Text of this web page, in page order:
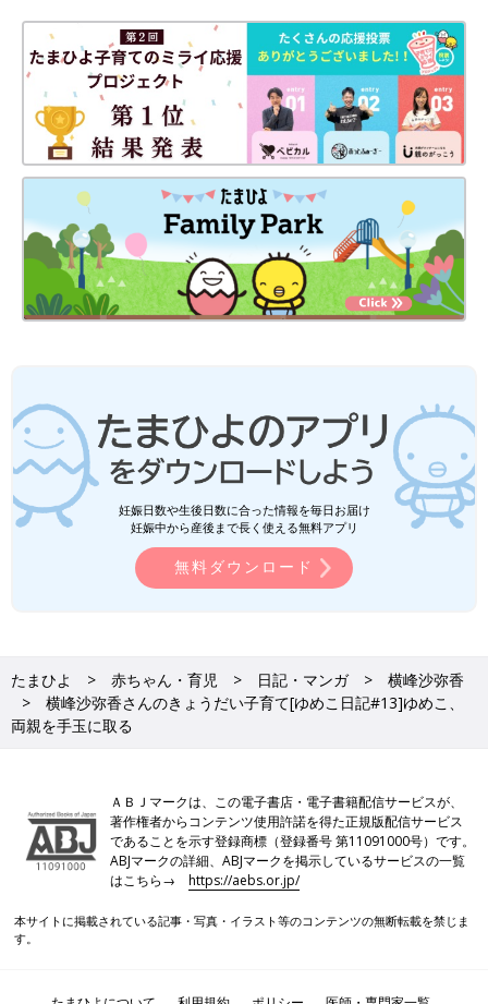
妊娠日数や生後日数に合った情報を毎日お届け
妊娠中から産後まで長く使える無料アプリ
無料ダウンロード
たまひよ 赤ちゃん・育児 日記・マンガ
横峰沙弥香
横峰沙弥香さんのきょうだい子育て[ゆめこ日記#13]ゆめこ、
両親を手玉に取る
ＡＢＪマークは、この電子書店・電子書籍配信サービスが、
著作権者からコンテンツ使用許諾を得た正規版配信サービス
であることを示す登録商標（登録番号 第11091000号）です。
ABJマークの詳細、ABJマークを掲示しているサービスの一覧
はこちら→https://aebs.or.jp/
本サイトに掲載されている記事・写真・イラスト等のコンテンツの無断転載を禁じま
す。